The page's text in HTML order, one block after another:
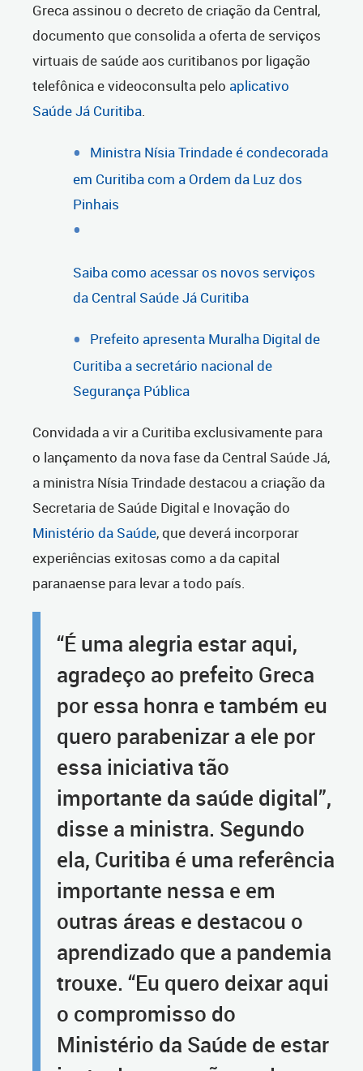
Greca assinou o decreto de criação da Central,
documento que consolida a oferta de serviços
virtuais de saúde aos curitibanos por ligação
telefônica e videoconsulta pelo aplicativo
Saúde Já Curitiba.
Ministra Nísia Trindade é condecorada
em Curitiba com a Ordem da Luz dos
Pinhais
Saiba como acessar os novos serviços
da Central Saúde Já Curitiba
Prefeito apresenta Muralha Digital de
Curitiba a secretário nacional de
Segurança Pública
Convidada a vir a Curitiba exclusivamente para
o lançamento da nova fase da Central Saúde Já,
a ministra Nísia Trindade destacou a criação da
Secretaria de Saúde Digital e Inovação do
Ministério da Saúde, que deverá incorporar
experiências exitosas como a da capital
paranaense para levar a todo país.
“É uma alegria estar aqui,
agradeço ao prefeito Greca
por essa honra e também eu
quero parabenizar a ele por
essa iniciativa tão
importante da saúde digital”,
disse a ministra. Segundo
ela, Curitiba é uma referência
importante nessa e em
outras áreas e destacou o
aprendizado que a pandemia
trouxe. “Eu quero deixar aqui
o compromisso do
Ministério da Saúde de estar